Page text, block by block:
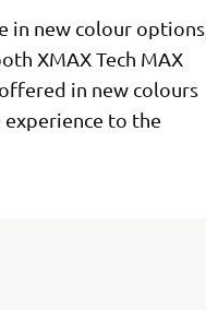
in new colour options,
XMAX Tech MAX
in new colours
to the